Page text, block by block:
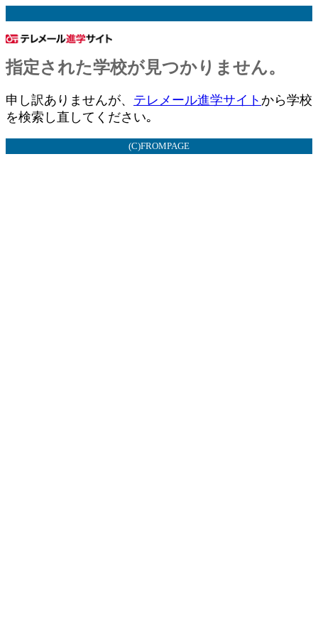
指定された学校が見つかりません。
申し訳ありませんが、 テレメール進学サイト から学校
を検索し直してください｡
(C)FROMPAGE